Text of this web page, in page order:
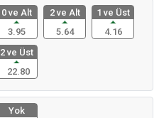
0 ve Alt
3.95
2 ve Alt
5.64
1 ve Üst
4.16
2 ve Üst
22.80
Yok